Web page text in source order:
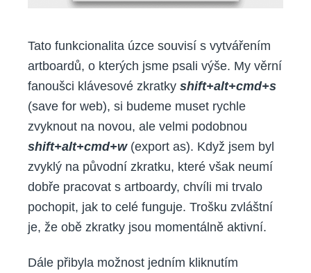
Tato funkcionalita úzce souvisí s vytvářením
artboardů, o kterých jsme psali výše. My věrní
fanoušci klávesové zkratky shift+alt+cmd+s
(save for web), si budeme muset rychle
zvyknout na novou, ale velmi podobnou
shift+alt+cmd+w(export as). Když jsem byl
zvyklý na původní zkratku, které však neumí
dobře pracovat s artboardy, chvíli mi trvalo
pochopit, jak to celé funguje. Trošku zvláštní
je, že obě zkratky jsou momentálně aktivní.
Dále přibyla možnost jedním kliknutím